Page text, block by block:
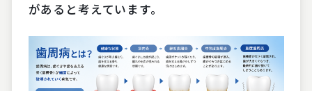
があると考えています。